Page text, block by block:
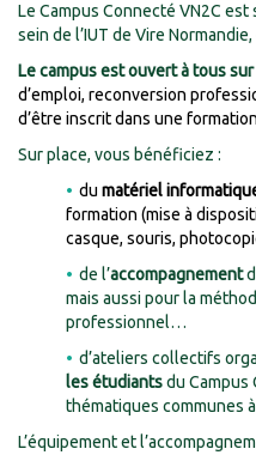
Le Campus Connecté VN2C
sein de l’IUT de Vire
Le campus est ouvert à tous
d’emploi, reconversion
d’être inscrit dans une
Sur place, vous bénéficiez :
du matériel
formation (mise à
casque, souris,
de l’accompagnement
mais aussi pour la
professionnel…
d’ateliers collectifs
les étudiantsdu Campus
thématiques communes
L’équipement et